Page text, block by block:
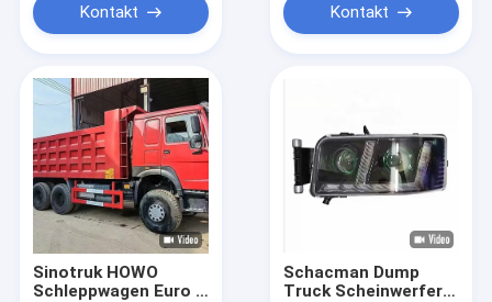
Kontakt Kontakt
Sinotruk HOWO
Schleppwagen Euro 3
Schacman Dump
Truck Scheinwerfer